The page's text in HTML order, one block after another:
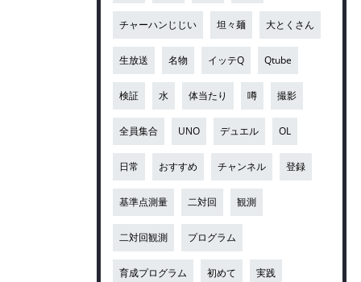
チャーハンじじい 坦々麺 大とくさん
生放送 名物 イッテQ Qtube
検証 水 体当たり 噂 撮影
全員集合 UNO デュエル OL
日常 おすすめ チャンネル 登録
基準点測量 二対回 観測
二対回観測 プログラム
育成プログラム 初めて 実践